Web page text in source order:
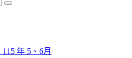
Search
年 5、6月